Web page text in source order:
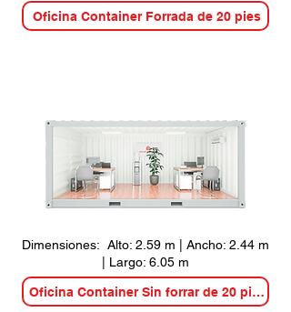
Oficina Container Forrada de 20 pies
Dimensiones: Alto: 2.59 m | Ancho: 2.44 m
| Largo: 6.05 m
Oficina Container Sin forrar de 20 pies